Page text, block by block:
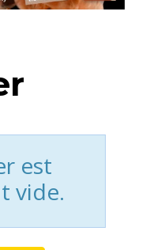
est
vide.